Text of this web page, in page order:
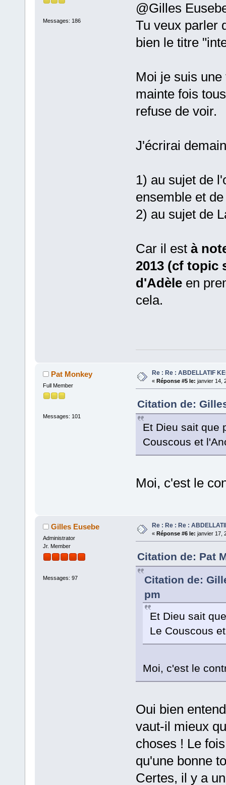
Messages: 186
@Gilles
Tu veux parler
bien le titre
Moi je suis
mainte fois
refuse de voir.
J'écrirai
1) au sujet de
ensemble et
2) au sujet de
Car il est à
2013 (cf topic
d'Adèle en
cela.
Pat Monkey
Full Member
Messages: 101
Re : Re : ABDELLATIF
« Réponse #5 le: janvier 14,
Citation de:
Et Dieu sait que
Couscous et
Moi, c'est le
Gilles Eusebe
Administrator
Jr. Member
Messages: 97
Re : Re : Re :
« Réponse #6 le: janvier 17,
Citation de: Pat
Citation de:
pm
Et Dieu sait
Le Couscous
Moi, c'est le
Oui bien
vaut-il mieux
choses ! Le
qu'une bonne
Certes, il y a